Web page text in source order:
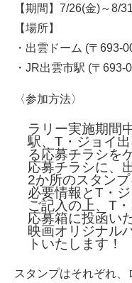
【期間】7/26(金)～8/
【場所】
・出雲ドーム (〒693-
・JR出雲市駅 (〒
〈参加方法〉
ラリー実施期間
駅、T・ジョイ
る応募チラシを
応募チラシに、
2か所のスタン
必要情報とT・
ご記入の上、T
応募箱に投函い
映画オリジナル
トいたします！
スタンプはそれぞれ